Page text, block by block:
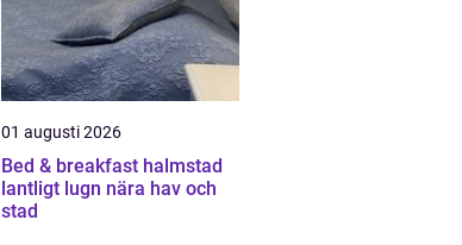
01 augusti 2026
Bed & breakfast halmstad
lantligt lugn nära hav och
stad